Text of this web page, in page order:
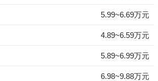
5.99~6.69万元
4.89~6.59万元
5.89~6.99万元
6.98~9.88万元